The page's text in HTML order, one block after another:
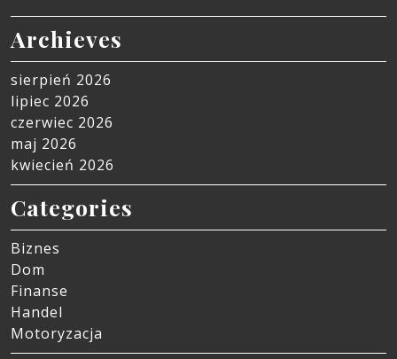
Archieves
sierpień 2026
lipiec 2026
czerwiec 2026
maj 2026
kwiecień 2026
Categories
Biznes
Dom
Finanse
Handel
Motoryzacja